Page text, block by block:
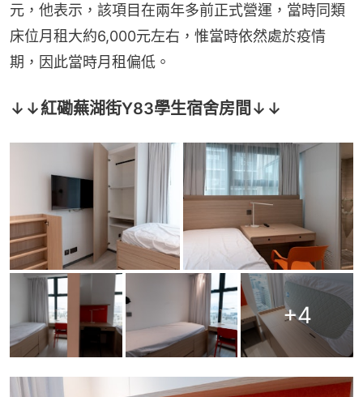
元，他表示，該項目在兩年多前正式營運，當時同類
床位月租大約6,000元左右，惟當時依然處於疫情
期，因此當時月租偏低。
↓↓紅磡蕪湖街Y83學生宿舍房間↓↓
+4